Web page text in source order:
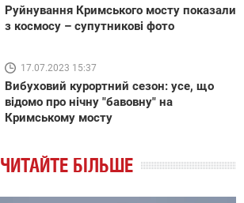
Руйнування Кримського мосту показали
з космосу – супутникові фото
17.07.2023 15:37
Вибуховий курортний сезон: усе, що
відомо про нічну "бавовну" на
Кримському мосту
ЧИТАЙТЕ БІЛЬШЕ